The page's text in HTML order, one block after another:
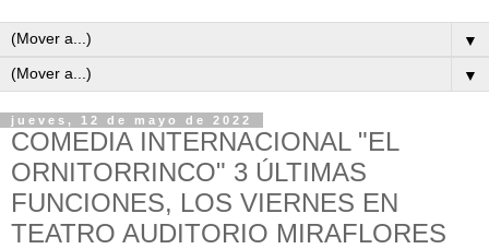
▼
▼
jueves, 12 de mayo de 2022
COMEDIA INTERNACIONAL "EL
ORNITORRINCO" 3 ÚLTIMAS
FUNCIONES, LOS VIERNES EN
TEATRO AUDITORIO MIRAFLORES